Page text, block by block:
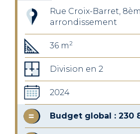
Rue Croix-Barret,
arrondissement
36 m2
Division en 2
2024
Budget global : 230